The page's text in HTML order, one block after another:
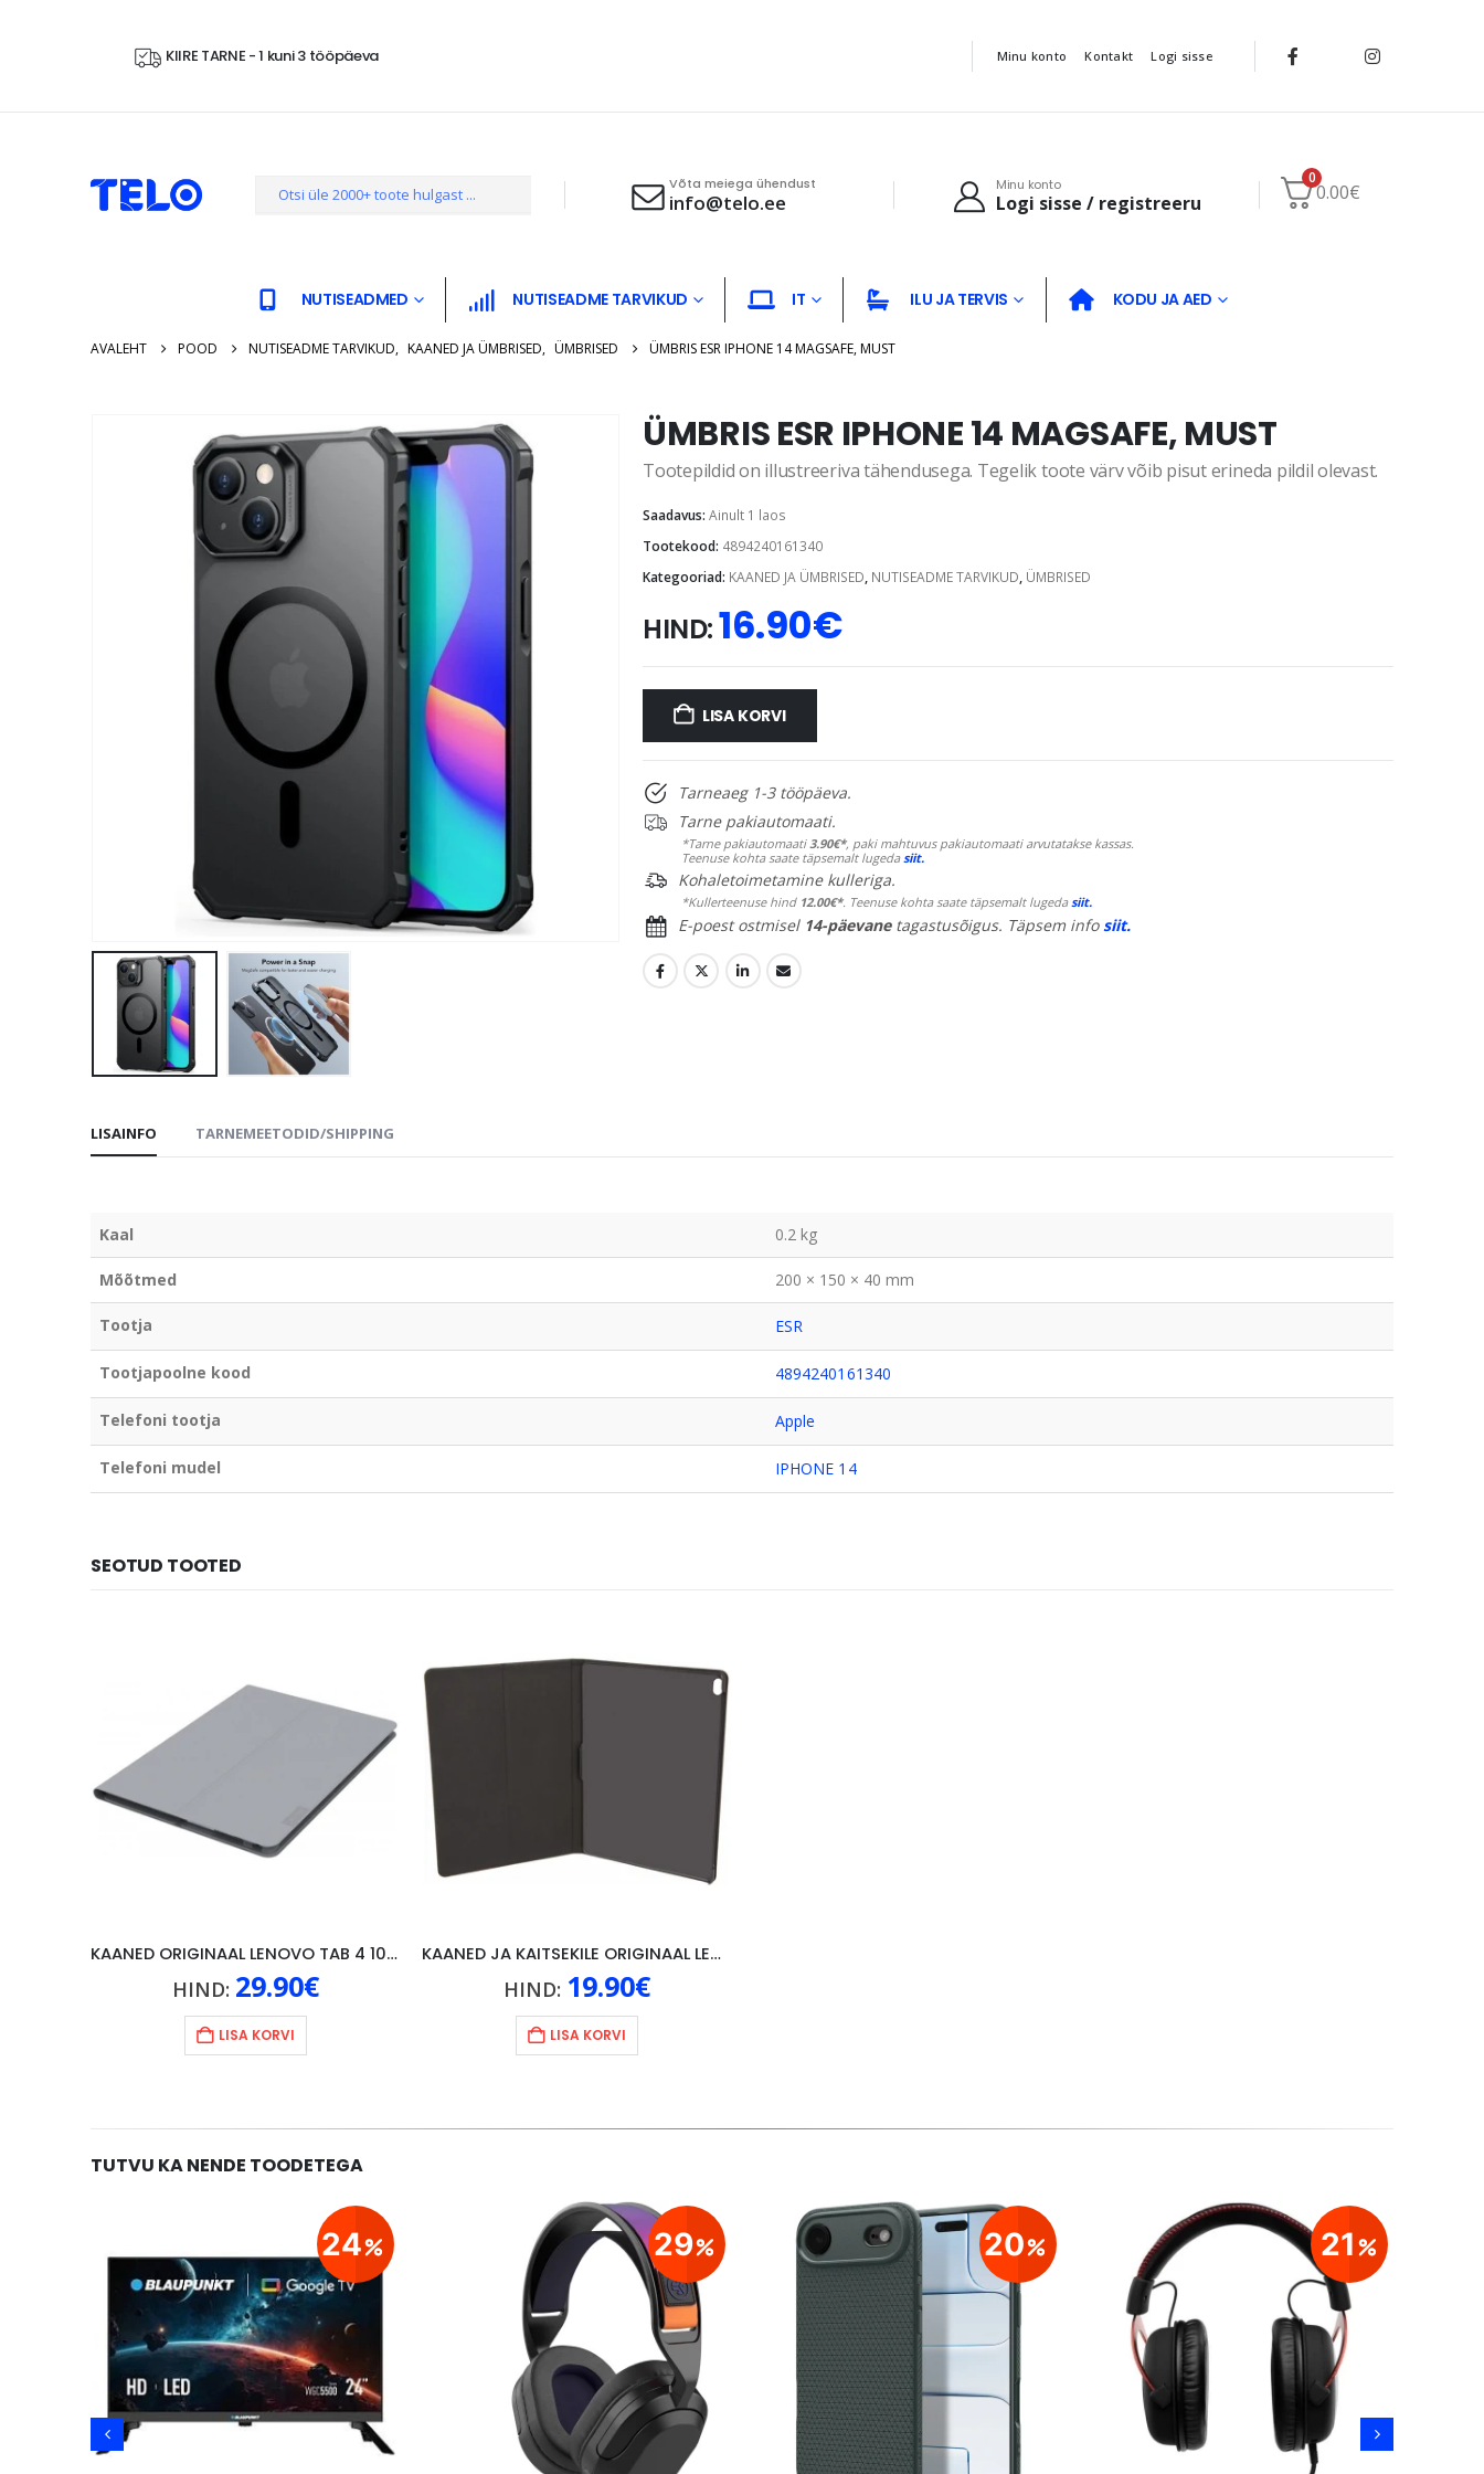
KIIRE TARNE - 1 kuni 3 tööpäeva Minu konto Kontakt Logi sisse
Võta meiega ühendust
info@telo.ee
Minu konto
Logi sisse / registreeru
0
0.00€
NUTISEADMED NUTISEADME TARVIKUD IT ILU JA TERVIS KODU JA AED
AVALEHT POOD NUTISEADME TARVIKUD, KAANED JA ÜMBRISED, ÜMBRISED ÜMBRIS ESR IPHONE 14 MAGSAFE, MUST
ÜMBRIS ESR IPHONE 14 MAGSAFE, MUST
Tootepildid on illustreeriva tähendusega. Tegelik toote värv võib pisut erineda pildil olevast.
Saadavus: Ainult 1 laos
Tootekood: 4894240161340
Kategooriad: KAANED JA ÜMBRISED, NUTISEADME TARVIKUD, ÜMBRISED
HIND:16.90€
LISA KORVI
Tarneaeg 1-3 tööpäeva.
Tarne pakiautomaati.
*Tarne pakiautomaati3.90€*, paki mahtuvus pakiautomaati arvutatakse kassas.
Teenuse kohta saate täpsemalt lugedasiit.
Kohaletoimetamine kulleriga.
*Kullerteenuse hind 12.00€*. Teenuse kohta saate täpsemalt lugedasiit.
E-poest ostmisel 14-päevanetagastusõigus. Täpsem info siit.
LISAINFO TARNEMEETODID/SHIPPING
Kaal 0.2 kg
Mõõtmed 200 × 150 × 40 mm
Tootja ESR
Tootjapoolne kood 4894240161340
Telefoni tootja Apple
Telefoni mudel IPHONE 14
SEOTUD TOOTED
KAANED ORIGINAAL LENOVO TAB 4 10″, HALL
HIND: 29.90€
LISA KORVI
KAANED JA KAITSEKILE ORIGINAAL LENOVO P10, MUST
HIND: 19.90€
LISA KORVI
TUTVU KA NENDE TOODETEGA
24 29 20 21